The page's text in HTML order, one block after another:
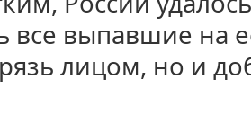
все выпавшие на
лицом, но и